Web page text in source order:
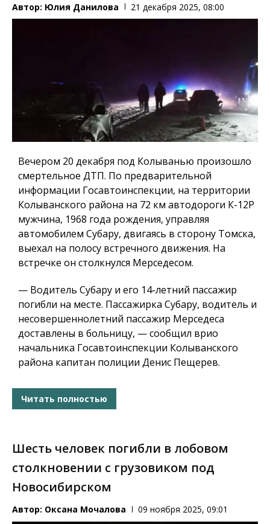
Автор: Юлия Данилова 21 декабря 2025, 08:00
Вечером 20 декабря под Колыванью произошло
смертельное ДТП. По предварительной
информации Госавтоинспекции, на территории
Колыванского района на 72 км автодороги К-12Р
мужчина, 1968 года рождения, управляя
автомобилем Субару, двигаясь в сторону Томска,
выехал на полосу встречного движения. На
встречке он столкнулся Мерседесом.
— Водитель Субару и его 14-летний пассажир
погибли на месте. Пассажирка Субару, водитель и
несовершеннолетний пассажир Мерседеса
доставлены в больницу, — сообщил врио
начальника Госавтоинспекции Колыванского
района капитан полиции Денис Пещерев.
Читать полностью
Шесть человек погибли в лобовом
столкновении с грузовиком под
Новосибирском
Автор: Оксана Мочалова 09 ноября 2025, 09:01